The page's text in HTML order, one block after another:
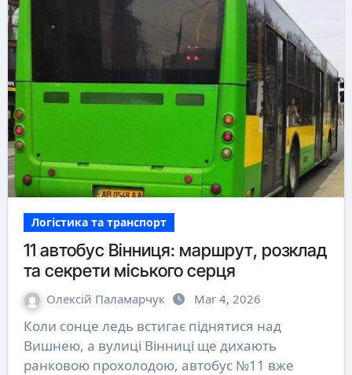
Логістика та транспорт
11 автобус Вінниця: маршрут, розклад
та секрети міського серця
Олексій Паламарчук Mar 4, 2026
Коли сонце ледь встигає піднятися над
Вишнею, а вулиці Вінниці ще дихають
ранковою прохолодою, автобус №11 вже